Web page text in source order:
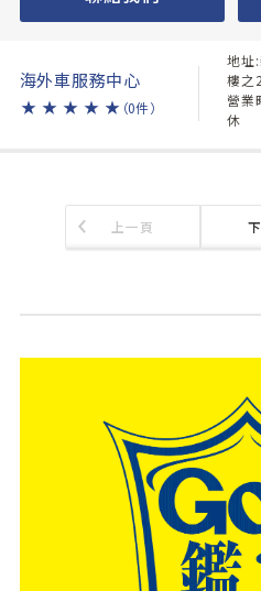
海外車服務中心
★ ★ ★ ★ ★ （0件）
地址
樓之2
營業
休
上一頁